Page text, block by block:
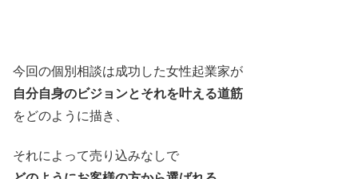
今回の個別相談は成功した女性起業家が
自分自身のビジョンとそれを叶える道筋
をどのように描き、
それによって売り込みなしで